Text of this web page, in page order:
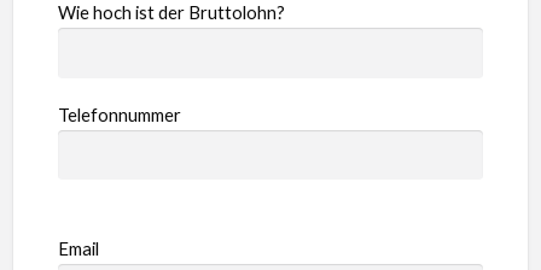
Wie hoch ist der Bruttolohn?
Telefonnummer
Email